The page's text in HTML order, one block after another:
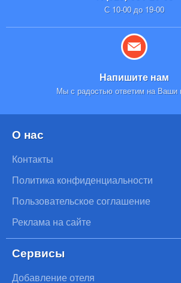
С 10-00 до 19-00
Напишите нам
Мы с радостью ответим на Ваши
О нас
Контакты
Политика конфиденциальности
Пользовательское соглашение
Реклама на сайте
Сервисы
Добавление отеля